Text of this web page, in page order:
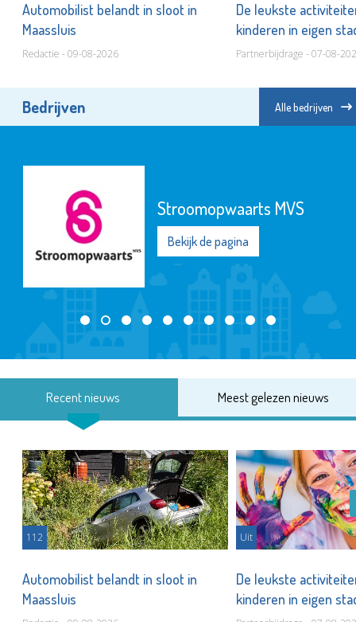
Automobilist belandt in sloot in
Maassluis
Redactie - 09-08-2026
De leukste
kinderen in eigen
Partnerbijdrage - 07-08-
Bedrijven Alle bedrijven
Stroomopwaarts MVS
Bekijk de pagina
Recent nieuws Meest gelezen nieuws
112
Automobilist belandt in sloot in
Maassluis
Uit
De leukste
kinderen in eigen